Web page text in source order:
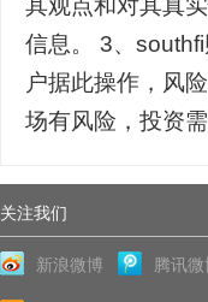
其观点和对其真
信息。 3、
户据此操作，风
场有风险，投资需
关注我们
新浪微博 腾讯微